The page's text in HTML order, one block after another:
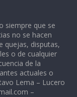
siempre que se
no se hacen
quejas, disputas,
o de cualquier
de la
actuales o
Lema – Lucero
–